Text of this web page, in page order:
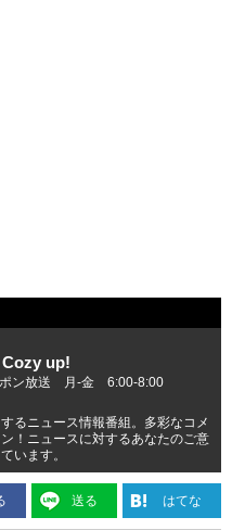
up!
ポン放送 月-金 6:00-8:00
るニュース情報番組。多彩なコメ
！ニュースに対するあなたのご意
います。
送る はてな